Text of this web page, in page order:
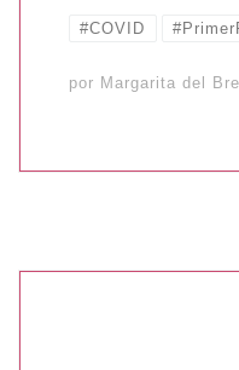
#COVID
por Margarita del